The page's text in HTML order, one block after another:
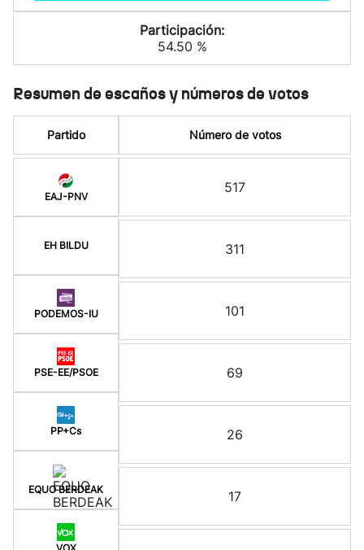
Participación:
54.50 %
Resumen de escaños y números de votos
Partido
EAJ-PNV
EH BILDU
PODEMOS-IU
PSE-EE/PSOE
PP+Cs
EQUO BERDEAK
VOX
Número de votos
517
311
101
69
26
17